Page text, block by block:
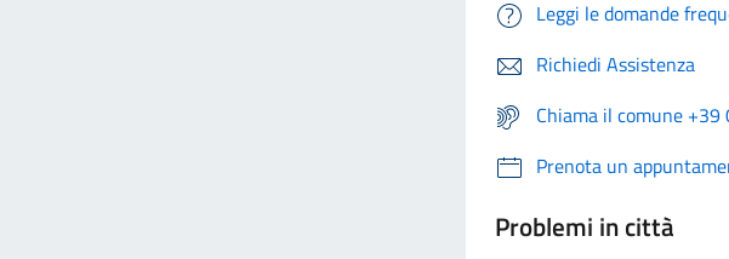
Leggi le domande
Richiedi Assistenza
Chiama il comune
Prenota un
Problemi in città